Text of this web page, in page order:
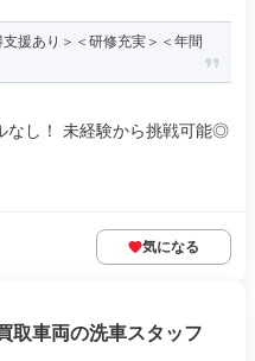
援あり＞＜研修充実＞＜年間
なし！ 未経験から挑戦可能◎
気になる
取車両の洗車スタッフ